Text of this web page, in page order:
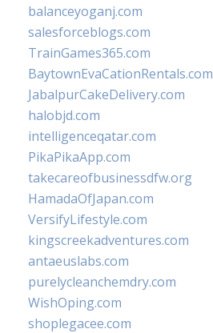
balanceyoganj.com
salesforceblogs.com
TrainGames365.com
BaytownEvaCationRentals.com
JabalpurCakeDelivery.com
halobjd.com
intelligenceqatar.com
PikaPikaApp.com
takecareofbusinessdfw.org
HamadaOfJapan.com
VersifyLifestyle.com
kingscreekadventures.com
antaeuslabs.com
purelycleanchemdry.com
WishOping.com
shoplegacee.com